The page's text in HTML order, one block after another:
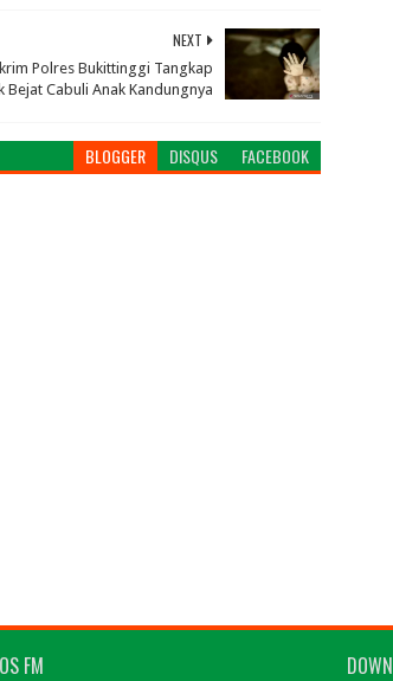
NEXT
Polres Bukittinggi Tangkap
Bejat Cabuli Anak Kandungnya
BLOGGER DISQUS FACEBOOK
FM